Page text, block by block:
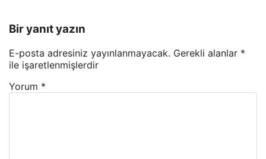
Bir yanıt yazın
E-posta adresiniz yayınlanmayacak. Gerekli alanlar *
ile işaretlenmişlerdir
Yorum *